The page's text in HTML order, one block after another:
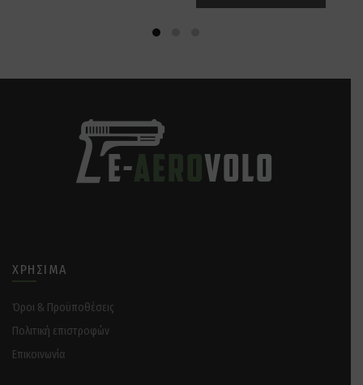
ΧΡΉΣΙΜΑ
Όροι & Προϋποθέσεις
Πολιτική επιστροφών
Επικοινωνία